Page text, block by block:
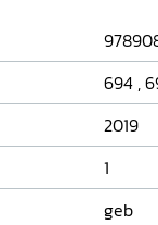
stond haaks op
om het
tegen eer. De
casussen uit de
bestudeerd.
694 ,
2019
1
geb